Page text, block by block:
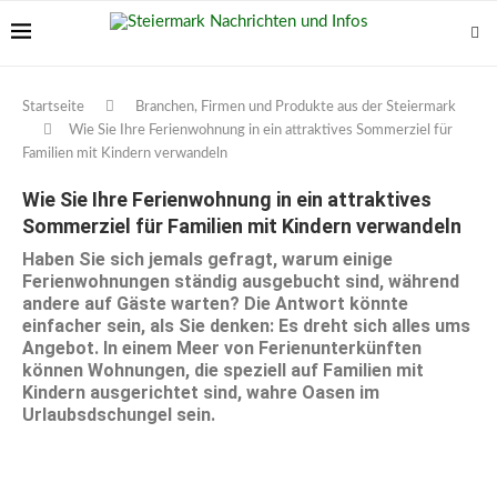
Startseite
Branchen, Firmen und Produkte aus der Steiermark
Wie Sie Ihre Ferienwohnung in ein attraktives Sommerziel für
Familien mit Kindern verwandeln
Wie Sie Ihre Ferienwohnung in ein attraktives
Sommerziel für Familien mit Kindern verwandeln
Haben Sie sich jemals gefragt, warum einige
Ferienwohnungen ständig ausgebucht sind, während
andere auf Gäste warten? Die Antwort könnte
einfacher sein, als Sie denken: Es dreht sich alles ums
Angebot. In einem Meer von Ferienunterkünften
können Wohnungen, die speziell auf Familien mit
Kindern ausgerichtet sind, wahre Oasen im
Urlaubsdschungel sein.